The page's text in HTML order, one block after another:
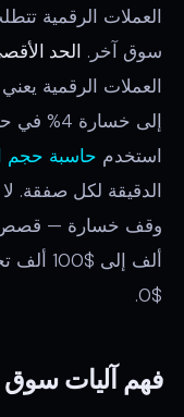
العملات الرقمية
سوق آخر. الحد الأقصى 1% مخاطرة لكل
إلى
استخدم حاسبة حجم
الدقيقة لكل صفقة. لا
$0.
فهم آليات سوق